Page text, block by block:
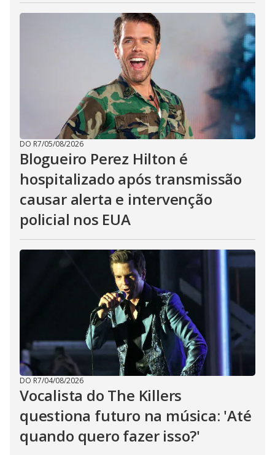
DO R7/05/08/2026
Blogueiro Perez Hilton é
hospitalizado após transmissão
causar alerta e intervenção
policial nos EUA
DO R7/04/08/2026
Vocalista do The Killers
questiona futuro na música: 'Até
quando quero fazer isso?'